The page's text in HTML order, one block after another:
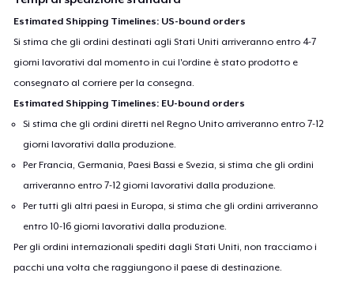
Estimated Shipping Timelines: US-bound orders
Si stima che gli ordini destinati agli Stati Uniti arriveranno entro 4-7
giorni lavorativi dal momento in cui l'ordine è stato prodotto e
consegnato al corriere per la consegna.
Estimated Shipping Timelines: EU-bound orders
Si stima che gli ordini diretti nel Regno Unito arriveranno entro 7-12
giorni lavorativi dalla produzione.
Per Francia, Germania, Paesi Bassi e Svezia, si stima che gli ordini
arriveranno entro 7-12 giorni lavorativi dalla produzione.
Per tutti gli altri paesi in Europa, si stima che gli ordini arriveranno
entro 10-16 giorni lavorativi dalla produzione.
Per gli ordini internazionali spediti dagli Stati Uniti, non tracciamo i
pacchi una volta che raggiungono il paese di destinazione.